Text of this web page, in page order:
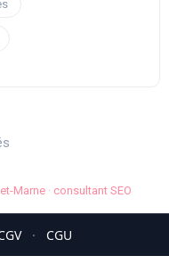
Marne · consultant SEO
· CGU